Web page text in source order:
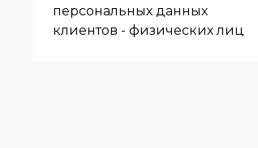
персональных данных
клиентов - физических лиц